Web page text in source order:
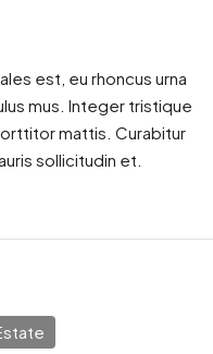
est, eu rhoncus urna
mus. Integer tristique
mattis. Curabitur
sollicitudin et.